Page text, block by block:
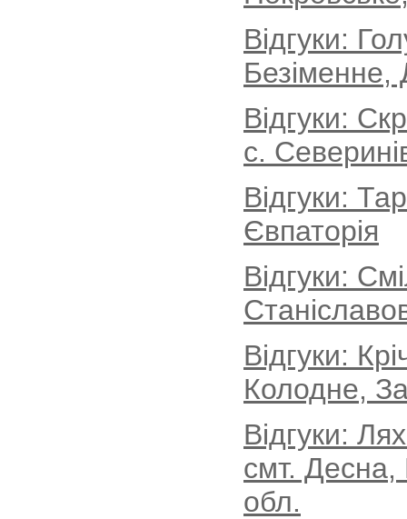
Відгуки:
Безіменне,
Відгуки:
с.
Відгуки:
Євпаторія
Відгуки:
Відгуки:
Колодне,
Відгуки:
смт. Десна,
обл.